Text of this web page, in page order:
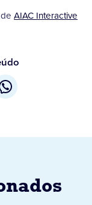
AIAC Interactive